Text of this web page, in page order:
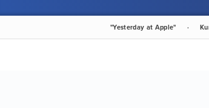
"Yesterday at Apple" ·